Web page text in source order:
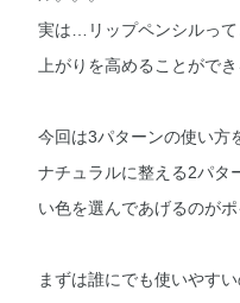
実は…リップペンシルっ
上がりを高めることがで
今回は3パターンの使い方
ナチュラルに整える2パタ
い色を選んであげるのがポ
まずは誰にでも使いやす